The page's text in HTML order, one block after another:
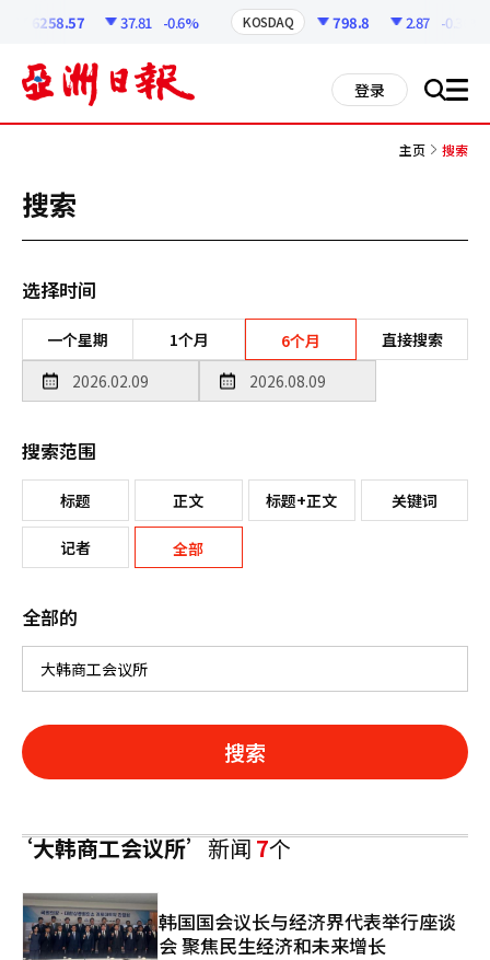
6258.57 37.81 -0.6% KOSDAQ 798.8 2.87 -0.36%
登录 搜 all
主页 搜索
搜索
选择时间
一个星期 1个月 6个月 直接搜索
搜索范围
标题 正文 标题+正文 关键词
记者 全部
全部的
搜索
‘大韩商工会议所’新闻7个
韩国国会议长与经济界代表举行座谈
会 聚焦民生经济和未来增长